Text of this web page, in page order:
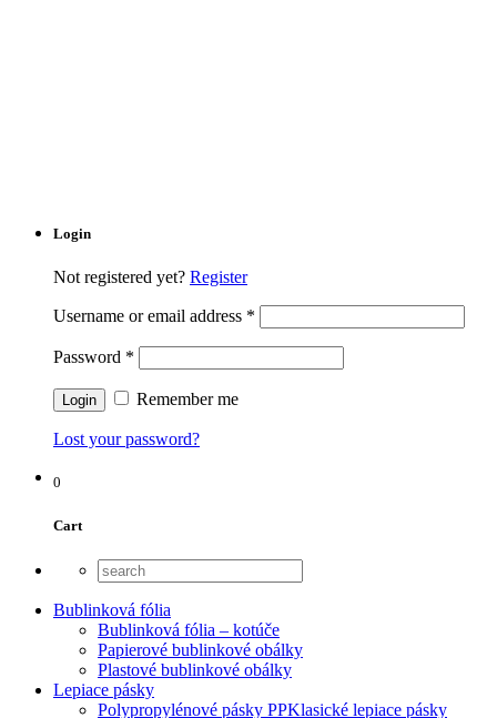
Login
Not registered yet? Register
Username or email address *
Password *
Remember me
Lost your password?
0
Cart
Bublinková fólia
Bublinková fólia – kotúče
Papierové bublinkové obálky
Plastové bublinkové obálky
Lepiace pásky
Polypropylénové pásky PPKlasické lepiace pásky